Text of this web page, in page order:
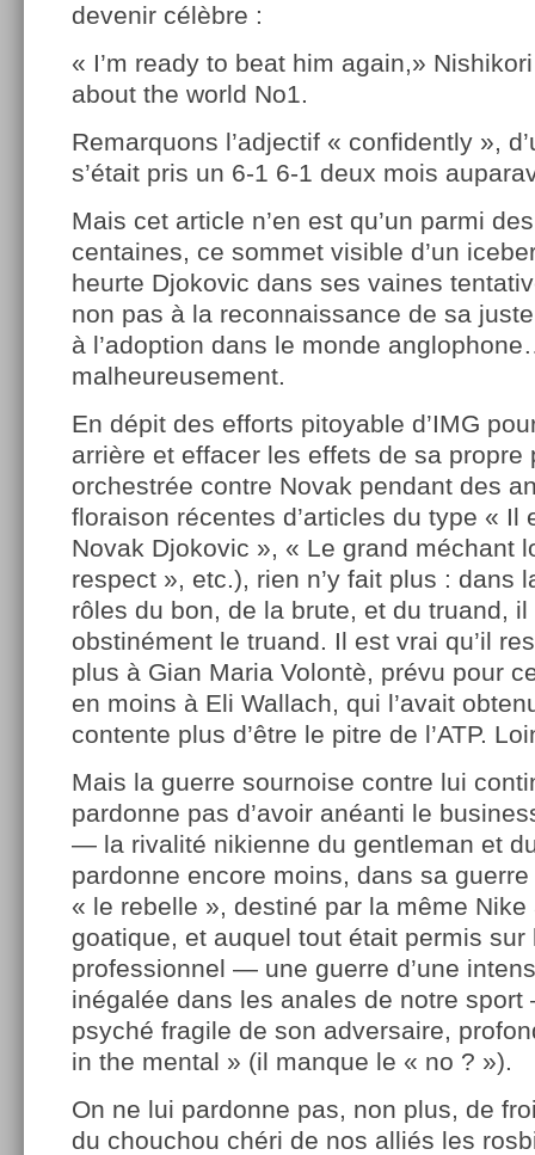
devenir célèbre :
« I’m ready to beat him again,»
about the world No1.
Remarquons l’adjectif « confidently »,
s’était pris un 6-1 6-1 deux mois
Mais cet article n’en est qu’un parmi
centaines, ce sommet visible d’un
heurte Djokovic dans ses vaines
non pas à la reconnaissance de sa
à l’adoption dans le monde
malheureusement.
En dépit des efforts pitoyable d’IMG
arrière et effacer les effets de sa propre
orchestrée contre Novak pendant des
floraison récentes d’articles du type « Il
Novak Djokovic », « Le grand méchant
respect », etc.), rien n’y fait plus : dans
rôles du bon, de la brute, et du truand,
obstinément le truand. Il est vrai qu’il
plus à Gian Maria Volontè, prévu pour
en moins à Eli Wallach, qui l’avait
contente plus d’être le pitre de l’ATP.
Mais la guerre sournoise contre lui
pardonne pas d’avoir anéanti le
— la rivalité nikienne du gentleman et
pardonne encore moins, dans sa
« le rebelle », destiné par la même Nike
goatique, et auquel tout était permis sur
professionnel — une guerre d’une
inégalée dans les anales de notre sport
psyché fragile de son adversaire,
in the mental » (il manque le « no ? »).
On ne lui pardonne pas, non plus, de
du chouchou chéri de nos alliés les